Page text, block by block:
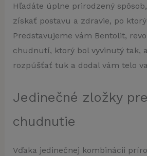
Hľadáte úplne prirodzený
získať postavu a zdravie, po
Predstavujeme vám Bentolit,
chudnutí, ktorý bol vyvinutý tak,
rozpúšťať tuk a dodal vám telo
Jedinečné zložky
chudnutie
Vďaka jedinečnej kombinácii